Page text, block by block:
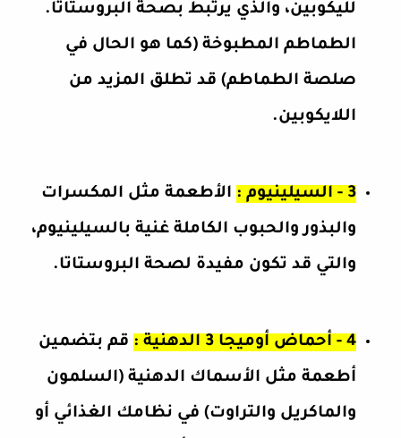
لليكوبين، والذي يرتبط بصحة البروستاتا.
الطماطم المطبوخة (كما هو الحال في
صلصة الطماطم) قد تطلق المزيد من
اللايكوبين.
3 - السيلينيوم :
الأطعمة مثل المكسرات
والبذور والحبوب الكاملة غنية بالسيلينيوم،
والتي قد تكون مفيدة لصحة البروستاتا.
4 - أحماض أوميجا 3 الدهنية :
قم بتضمين
أطعمة مثل الأسماك الدهنية (السلمون
والماكريل والتراوت) في نظامك الغذائي أو